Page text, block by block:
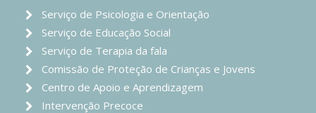
Serviço de Psicologia e Orientação
Serviço de Educação Social
Serviço de Terapia da fala
Comissão de Proteção de Crianças e Jovens
Centro de Apoio e Aprendizagem
Intervenção Precoce